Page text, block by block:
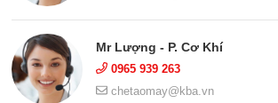
Mr Lượng - P. Cơ Khí
0965 939 263
chetaomay@kba.vn